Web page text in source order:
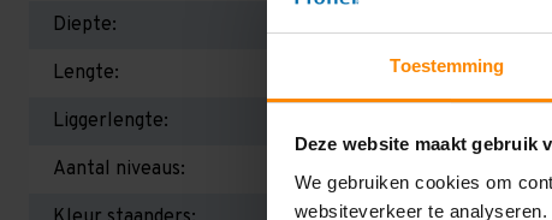
Toestemming
Deze website maakt gebruik
We gebruiken cookies om
websiteverkeer te
Diepte:
Lengte:
Liggerlengte:
Aantal niveaus: